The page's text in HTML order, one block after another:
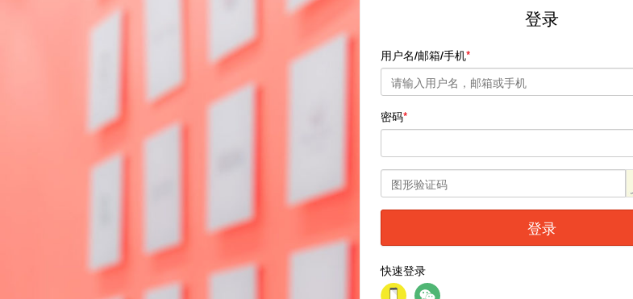
登录
用户名/邮箱/手机
密码
登录
快速登录